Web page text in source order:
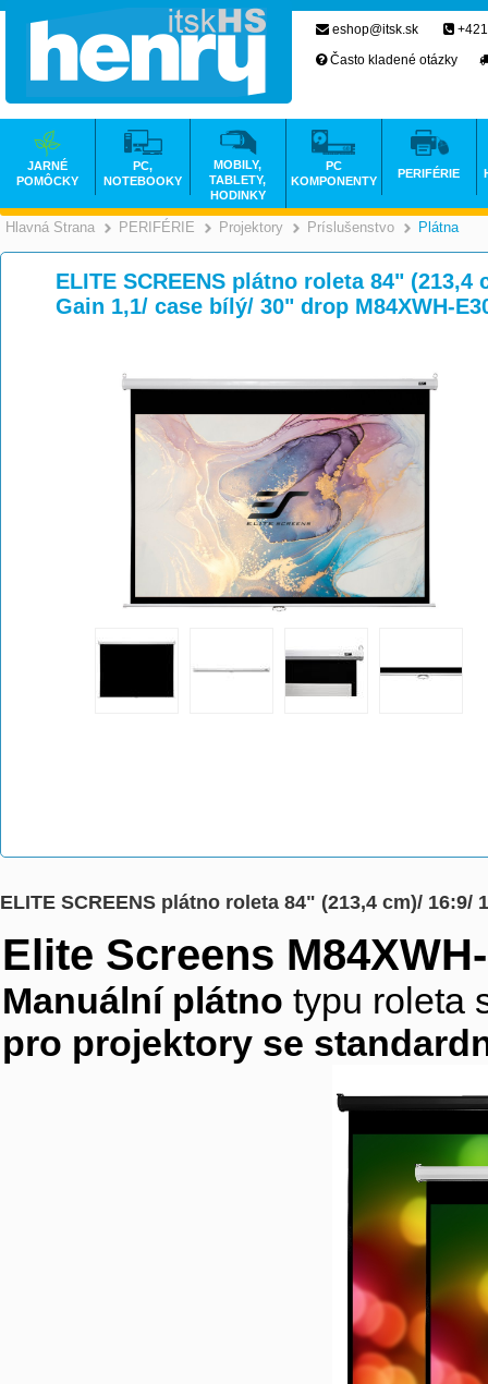
Hlavná Strana >
PERIFÉRIE >
Projektory >
Príslušenstvo Plátna
ELITE SCREENS plátno roleta 84" (213,4
Gain 1,1/ case bílý/ 30" drop M84XWH-
ELITE SCREENS plátno roleta 84" (213,4 cm)/ 16:9/
Elite Screens
Manuální plátno typu roleta
pro projektory se
eshop@itsk.sk
Často kladené otázky
JARNÉ
POMÔCKY
PC,
NOTEBOOKY
MOBILY,
TABLETY,
HODINKY
PC
KOMPONENTY
PERIFÉRIE